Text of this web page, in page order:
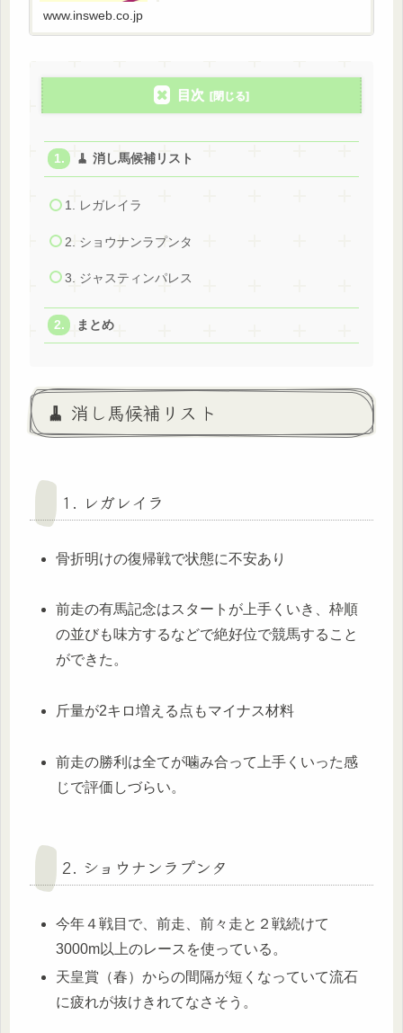
www.insweb.co.jp
目次
🧹 消し馬候補リスト
1. レガレイラ
2. ショウナンラプンタ
3. ジャスティンパレス
まとめ
🧹 消し馬候補リスト
1. レガレイラ
骨折明けの復帰戦で状態に不安あり
前走の有馬記念はスタートが上手くいき、枠順
の並びも味方するなどで絶好位で競馬すること
ができた。
斤量が2キロ増える点もマイナス材料
前走の勝利は全てが噛み合って上手くいった感
じで評価しづらい。
2. ショウナンラプンタ
今年４戦目で、前走、前々走と２戦続けて
3000m以上のレースを使っている。
天皇賞（春）からの間隔が短くなっていて流石
に疲れが抜けきれてなさそう。